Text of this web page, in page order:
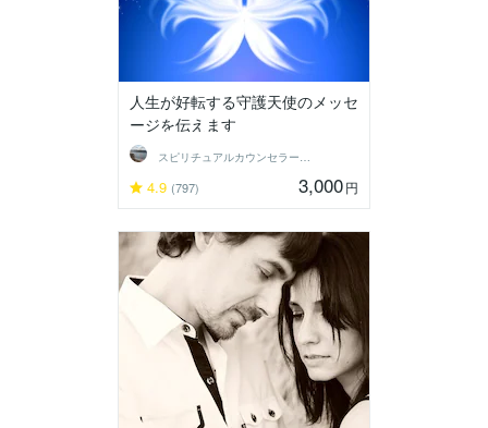
人生が好転する守護天使のメッセ
ージを伝えます
スピリチュアルカウンセラー沙耶美
4.9 (797) 3,000円